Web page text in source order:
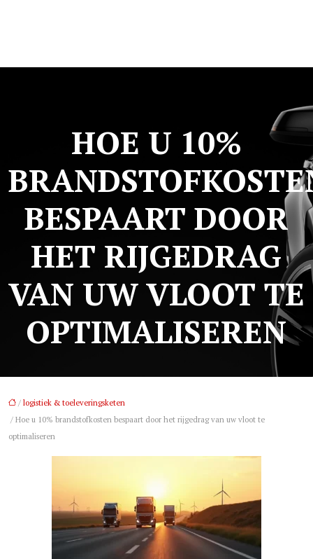
HOE U 10%
BESPAART DOOR
HET RIJGEDRAG
VAN UW VLOOT TE
OPTIMALISEREN
/ logistiek & toeleveringsketen
/ Hoe u 10% brandstofkosten bespaart door het rijgedrag van uw vloot te
optimaliseren